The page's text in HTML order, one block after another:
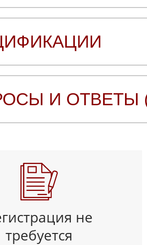
И ОТВЕТЫ
не
требуется